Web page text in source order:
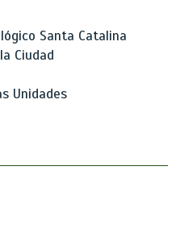
Santa Catalina
Ciudad
Unidades